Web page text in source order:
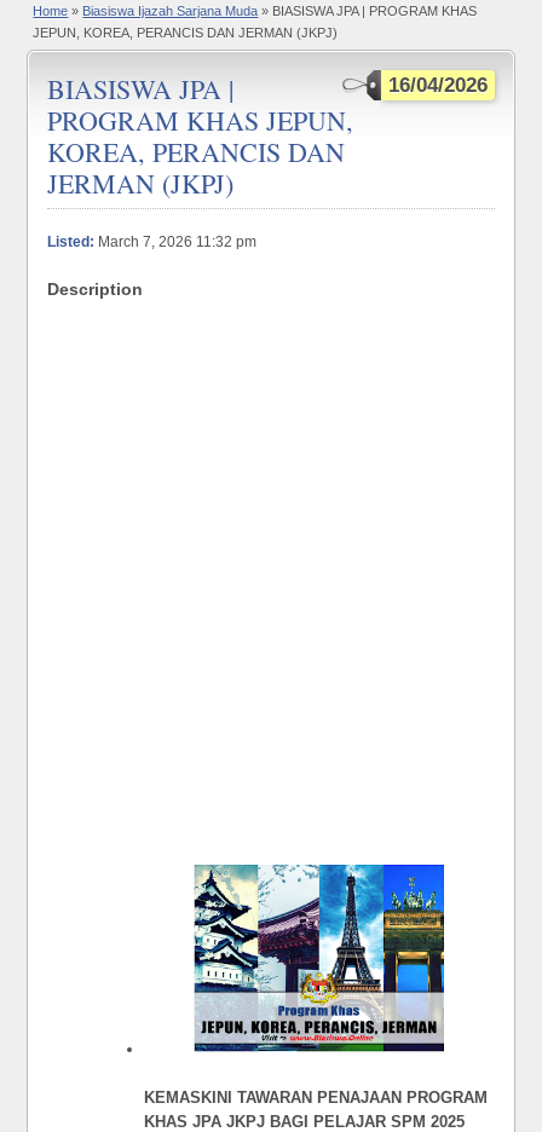
Home » Biasiswa Ijazah Sarjana Muda » BIASISWA JPA | PROGRAM KHAS
JEPUN, KOREA, PERANCIS DAN JERMAN (JKPJ)
16/04/2026
BIASISWA JPA |
PROGRAM KHAS JEPUN,
KOREA, PERANCIS DAN
JERMAN (JKPJ)
Listed: March 7, 2026 11:32 pm
Description
KEMASKINI TAWARAN PENAJAAN PROGRAM
KHAS JPA JKPJ BAGI PELAJAR SPM 2025